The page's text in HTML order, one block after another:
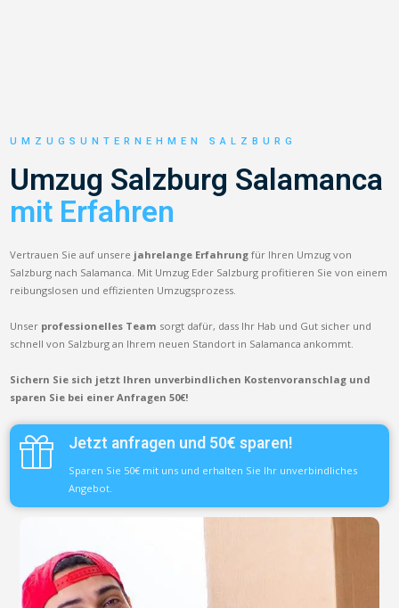
UMZUGSUNTERNEHMEN SALZBURG
Umzug Salzburg Salamanca
mit Erfahren
Vertrauen Sie auf unsere jahrelange Erfahrung für Ihren Umzug von
Salzburg nach Salamanca. Mit Umzug Eder Salzburg profitieren Sie von einem
reibungslosen und effizienten Umzugsprozess.
Unser professionelles Team sorgt dafür, dass Ihr Hab und Gut sicher und
schnell von Salzburg an Ihrem neuen Standort in Salamanca ankommt.
Sichern Sie sich jetzt Ihren unverbindlichen Kostenvoranschlag und
sparen Sie bei einer Anfragen 50€!
Jetzt anfragen und 50€ sparen!
Sparen Sie 50€ mit uns und erhalten Sie Ihr unverbindliches
Angebot.